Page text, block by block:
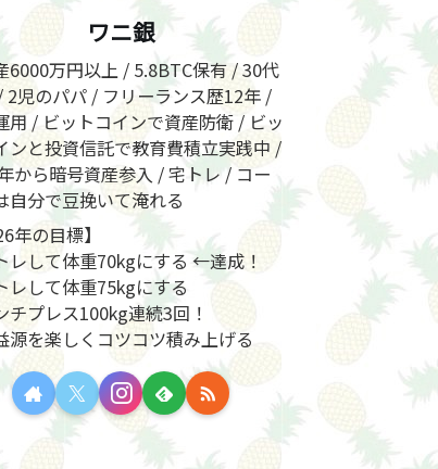
ワニ銀
6000万円以上 / 5.8BTC保有 / 30代
2児のパパ / フリーランス歴12年 /
用 / ビットコインで資産防衛 / ビッ
ンと投資信託で教育費積立実践中 /
から暗号資産参入 / 宅トレ / コー
自分で豆挽いて淹れる
年の目標】
して体重70kgにする ←達成！
して体重75kgにする
プレス100kg連続3回！
を楽しくコツコツ積み上げる